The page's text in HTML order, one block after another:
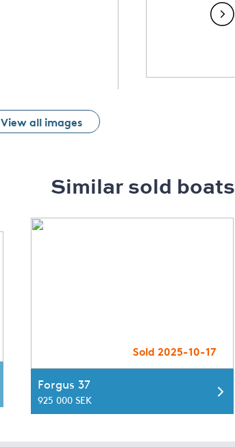
View all images
Similar sold boats
Sold 2025-10-17
Forgus 37
925 000 SEK